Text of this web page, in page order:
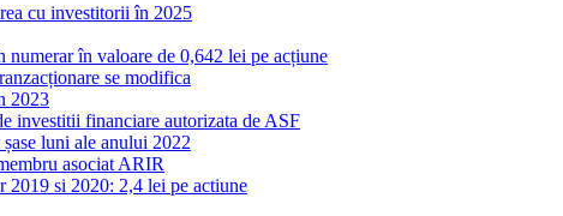
cu investitorii în 2025
în valoare de 0,642 lei pe acțiune
se modifica
2023
investitii financiare autorizata de ASF
luni ale anului 2022
asociat ARIR
si 2020: 2,4 lei pe actiune